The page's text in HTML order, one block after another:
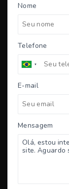
Nome
Telefone
E-mail
Mensagem